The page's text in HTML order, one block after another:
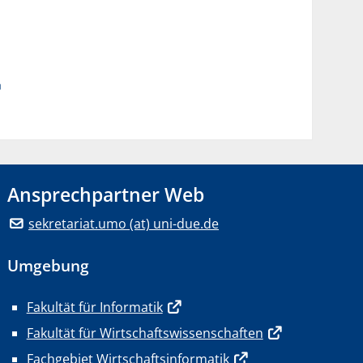
Ansprechpartner Web
sekretariat.umo (at) uni-due.de
Umgebung
Fakultät für Informatik
Fakultät für Wirtschaftswissenschaften
Fachgebiet Wirtschaftsinformatik